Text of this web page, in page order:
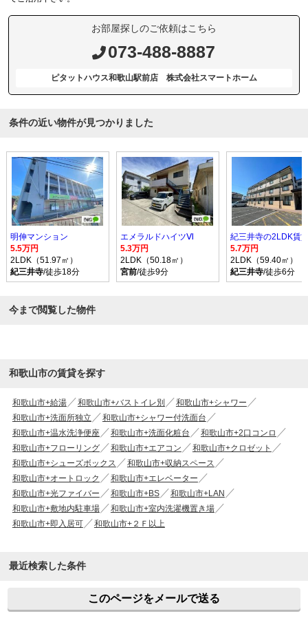
お部屋探しのご依頼はこちら
073-488-8887
ピタットハウス和歌山駅前店 株式会社スマートホーム
条件の近い物件が見つかりました
明伸マンション
5.5万円
2LDK（51.97㎡）
紀三井寺/徒歩18分
エメラルドハイツⅥ
5.3万円
2LDK（50.18㎡）
宮前/徒歩9分
5.7万円
2LDK（59.40㎡）
紀三井寺/徒歩6分
今まで閲覧した物件
和歌山市の賃貸を探す
和歌山市+給湯 和歌山市+バストイレ別
和歌山市+シャワー
和歌山市+洗面所独立
和歌山市+シャワー付洗面台
和歌山市+温水洗浄便座
和歌山市+洗面化粧台
和歌山市+2口コンロ
和歌山市+フローリング
和歌山市+エアコン
和歌山市+クロゼット
和歌山市+シューズボックス
和歌山市+収納スペース
和歌山市+オートロック
和歌山市+エレベーター
和歌山市+光ファイバー
和歌山市+BS
和歌山市+LAN
和歌山市+敷地内駐車場
和歌山市+室内洗濯機置き場
和歌山市+即入居可
和歌山市+２Ｆ以上
最近検索した条件
このページをメールで送る